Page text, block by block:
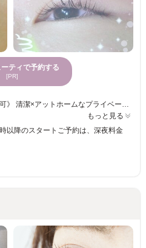
ティで予約する
[PR]
《個室完備》《クレジットカード可》 清潔×アットホームなプライベートサロン☆彡 アイリストが自まつげをケアしながら、1本1本きちんと装着します。 ミンク素材を使用◎＜カール・長さ・太さ＞をチョイスして魅力的な瞳に！！ お客様のお悩みやなりのたい目元をカウンセリングしてワンランク上のeyeが叶う♪♪ シンプルデザインもフサフサまつげもお任せください！！
もっと見る
以降のスタートご予約は、深夜料金